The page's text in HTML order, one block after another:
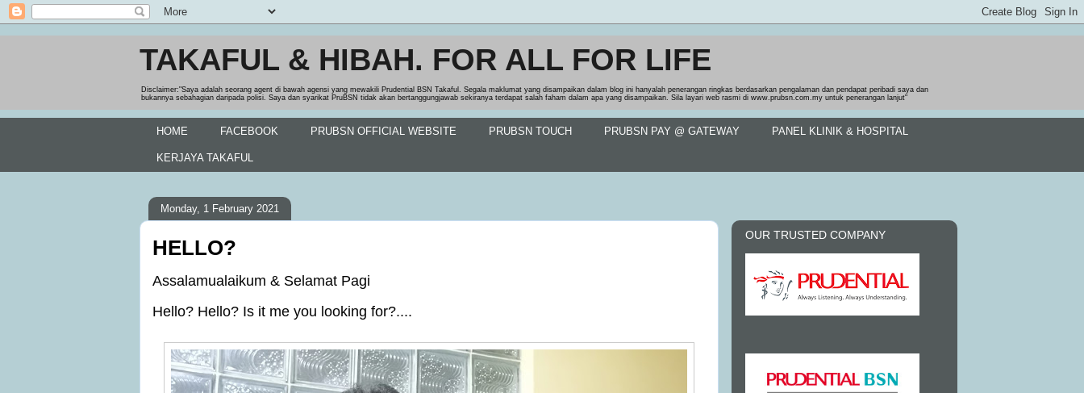
TAKAFUL & HIBAH. FOR ALL FOR LIFE
Disclaimer:"Saya adalah seorang agent di bawah agensi yang mewakili Prudential BSN Takaful. Segala maklumat yang disampaikan dalam blog ini hanyalah penerangan ringkas berdasarkan pengalaman dan pendapat peribadi saya dan
bukannya sebahagian daripada polisi. Saya dan syarikat PruBSN tidak akan bertanggungjawab sekiranya terdapat salah faham dalam apa yang disampaikan. Sila layari web rasmi di www.prubsn.com.my untuk penerangan lanjut"
HOME FACEBOOK PRUBSN OFFICIAL WEBSITE PRUBSN TOUCH PRUBSN PAY @ GATEWAY PANEL KLINIK & HOSPITAL
KERJAYA TAKAFUL
Monday, 1 February 2021
HELLO?
Assalamualaikum & Selamat Pagi
Hello? Hello? Is it me you looking for?....
OUR TRUSTED COMPANY